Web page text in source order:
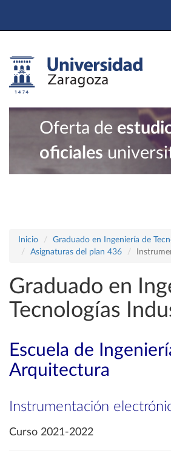
Oferta de
oficiales
Inicio
Graduado en Ingeniería de
Asignaturas del plan 436
Graduado en
Tecnologías
Escuela de
Arquitectura
Instrumentación
Curso 2021-2022